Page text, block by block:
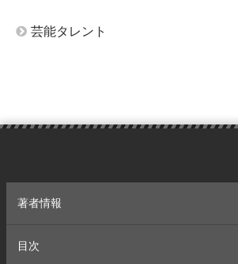
芸能タレント
著者情報
目次